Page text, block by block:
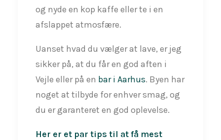
og nyde en kop kaffe eller te i en
afslappet atmosfære.
Uanset hvad du vælger at lave, er jeg
sikker på, at du får en god aften i
Vejle eller på en bar i Aarhus. Byen har
noget at tilbyde for enhver smag, og
du er garanteret en god oplevelse.
Her er et par tips til at få mest